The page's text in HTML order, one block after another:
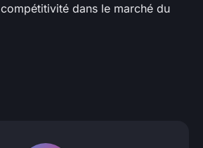
dans le marché du